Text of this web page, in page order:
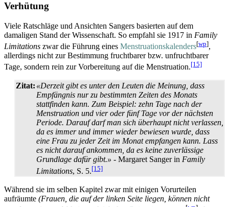
Verhütung
Viele Ratschläge und Ansichten Sangers basierten auf dem
damaligen Stand der Wissenschaft. So empfahl sie 1917 in Family
Limitations zwar die Führung eines Menstruations­kalenders[wp],
allerdings nicht zur Bestimmung fruchtbarer bzw. unfruchtbarer
Tage, sondern rein zur Vorbereitung auf die Menstruation.[15]
Zitat: «Derzeit gibt es unter den Leuten die Meinung, dass
Empfängnis nur zu bestimmten Zeiten des Monats
stattfinden kann. Zum Beispiel: zehn Tage nach der
Menstruation und vier oder fünf Tage vor der nächsten
Periode. Darauf darf man sich überhaupt nicht verlassen,
da es immer und immer wieder bewiesen wurde, dass
eine Frau zu jeder Zeit im Monat empfangen kann. Lass
es nicht darauf ankommen, da es keine zuverlässige
Grundlage dafür gibt.» - Margaret Sanger in Family
Limitations, S. 5.[15]
Während sie im selben Kapitel zwar mit einigen Vorurteilen
aufräumte (Frauen, die auf der linken Seite liegen, können nicht